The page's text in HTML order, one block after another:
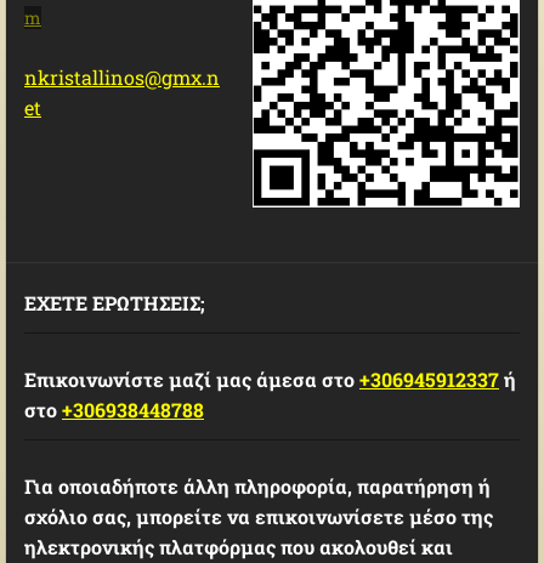
m
nkristallinos@gmx.n
et
ΕΧΕΤΕ ΕΡΩΤΗΣΕΙΣ;
Επικοινωνίστε μαζί μας άμεσα στο+306945912337ή
στο+306938448788
Για οποιαδήποτε άλλη πληροφορία, παρατήρηση ή
σχόλιο σας, μπορείτε να επικοινωνίσετε μέσο της
ηλεκτρονικής πλατφόρμας που ακολουθεί και